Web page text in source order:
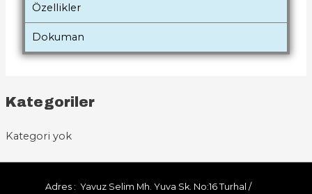
Kategoriler
Kategori yok
Özellikler
Dokuman
Adres : Yavuz Selim Mh. Yuva Sk. No:16 Turhal /